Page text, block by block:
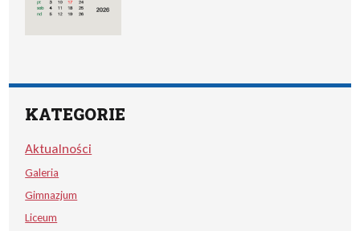
KATEGORIE
Aktualności
Galeria
Gimnazjum
Liceum